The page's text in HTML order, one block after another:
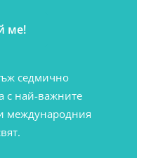
седмично
с най-важните
международния